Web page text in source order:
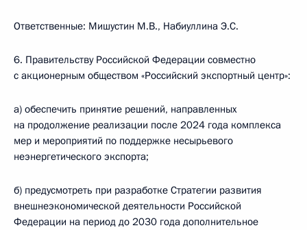
Ответственные: Мишустин М.В., Набиуллина Э.С.
6. Правительству Российской Федерации совместно
с акционерным обществом «Российский экспортный центр»:
а) обеспечить принятие решений, направленных
на продолжение реализации после 2024 года комплекса
мер и мероприятий по поддержке несырьевого
неэнергетического экспорта;
б) предусмотреть при разработке Стратегии развития
внешнеэкономической деятельности Российской
Федерации на период до 2030 года дополнительное